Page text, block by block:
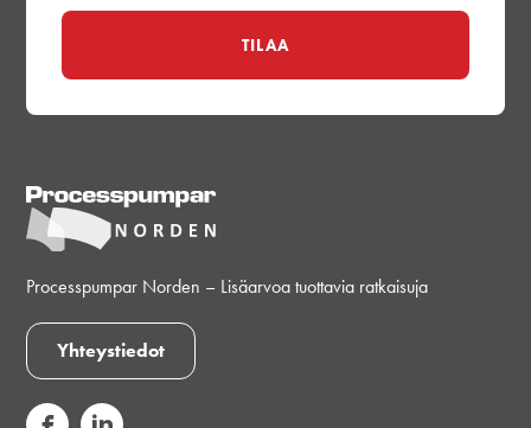
Processpumpar Norden – Lisäarvoa tuottavia ratkaisuja
Yhteystiedot